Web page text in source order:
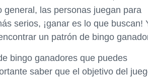
las personas juegan para
serios, ¡ganar es lo que buscan!
un patrón de bingo
bingo ganadores que puedes
saber que el objetivo del